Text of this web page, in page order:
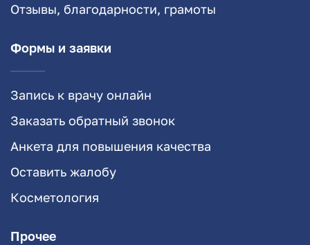
Отзывы, благодарности, грамоты
Формы и заявки
Запись к врачу онлайн
Заказать обратный звонок
Анкета для повышения качества
Оставить жалобу
Косметология
Прочее